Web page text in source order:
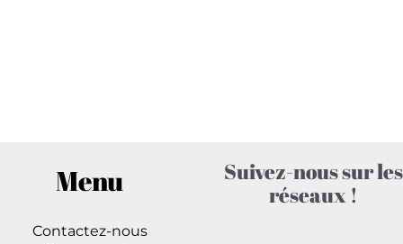
Menu
Contactez-nous
Suivez-nous sur les
réseaux !